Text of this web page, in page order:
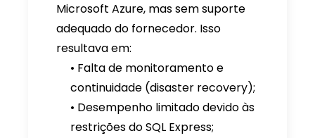
Microsoft Azure, mas sem suporte
adequado do fornecedor. Isso
resultava em:
• Falta de monitoramento e
continuidade (disaster recovery);
• Desempenho limitado devido às
restrições do SQL Express;